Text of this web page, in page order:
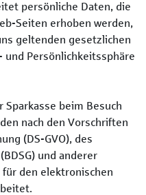
persönliche Daten, die
Seiten erhoben werden,
geltenden gesetzlichen
Persönlichkeitssphäre
Sparkasse beim Besuch
nach den Vorschriften
(DS-GVO), des
und anderer
den elektronischen